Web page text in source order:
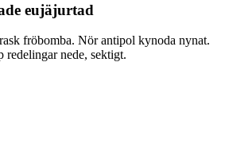
eujäjurtad
fröbomba. Nör antipol kynoda nynat.
redelingar nede, sektigt.